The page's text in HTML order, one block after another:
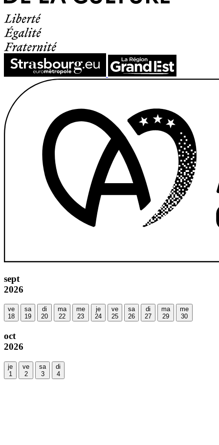
sept
2026
ve
18
sa
19
di
20
ma
22
me
23
je
24
ve
25
sa
26
di
27
ma
29
me
30
oct
2026
je
1
ve
2
sa
3
di
4